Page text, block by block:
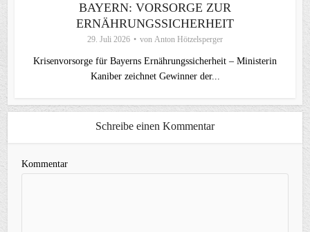
BAYERN: VORSORGE ZUR
ERNÄHRUNGSSICHERHEIT
29. Juli 2026 von Anton Hötzelsperger
Krisenvorsorge für Bayerns Ernährungssicherheit – Ministerin
Kaniber zeichnet Gewinner der...
Schreibe einen Kommentar
Kommentar